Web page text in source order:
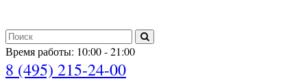
Время работы: 10:00 - 21:00
8 (495) 215-24-00